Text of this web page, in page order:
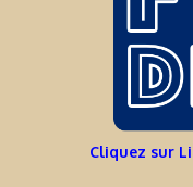
Cliquez sur